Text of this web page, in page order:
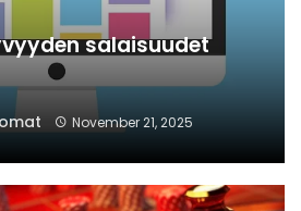
salaisuudet
November 21, 2025